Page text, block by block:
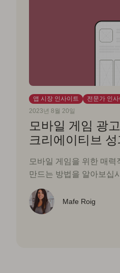
앱 시장 인사이트
전문가 인
2023년 8월 20일
모바일 게임 광
크리에이티브
모바일 게임을 위한 매
만드는 방법을 알아보십
Mafe Roig